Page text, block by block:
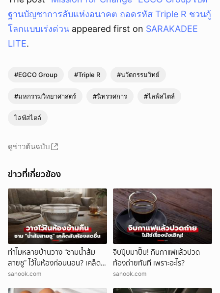
ฐานบัญชาการลับแห่งอนาคต ถอดรหัส Triple R ชวนกู้
โลกแบบเร่งด่วน appeared first on SARAKADEE
LITE.
#EGCO Group #Triple R #นวัตกรรมวิทย์
#มหกรรมวิทยาศาสตร์ #นิทรรศการ #ไลฟ์สไตล์
ไลฟ์สไตล์
ดูข่าวต้นฉบับ
ข่าวที่เกี่ยวข้อง
ทำไมหลายบ้านวาง “ชามน้ำส้ม
สายชู” ไว้ในห้องก่อนนอน? เคล็ด
ลับราคาประหยัด ตื่นมาอาจพบ
sanook.com
จิบปุ๊บมาปั๊บ! กินกาแฟแล้วปวด
ท้องถ่ายทันที เพราะอะไร?
sanook.com